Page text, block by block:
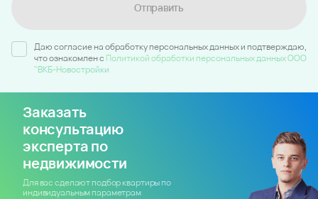
Отправить
Даю согласие на обработку персональных данных и подтверждаю,
что ознакомлен c Политикой обработки персональных данных ООО
"ВКБ-Новостройки
Заказать
консультацию
эксперта по
недвижимости
Для вас сделают подбор квартиры по
индивидуальным параметрам